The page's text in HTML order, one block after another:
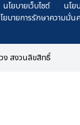
นโยบายเว็บไซต์
นโย
ยบายการรักษาความมั่น
ง สงวนลิขสิทธิ์